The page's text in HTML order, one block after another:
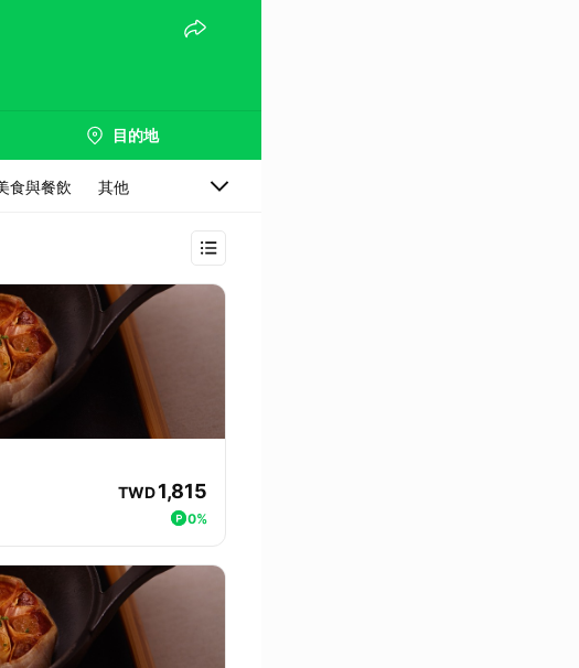
目的地
食與餐飲 其他
TWD1,815
0%